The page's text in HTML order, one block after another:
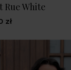
Rue White
zł